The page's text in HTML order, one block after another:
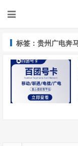
标签：贵州广电奔